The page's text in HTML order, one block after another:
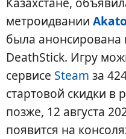
метроидвании
была анонсирована
DeathStick. Игру
сервисе Steam за
стартовой скидки в
позже, 12 августа
появится на